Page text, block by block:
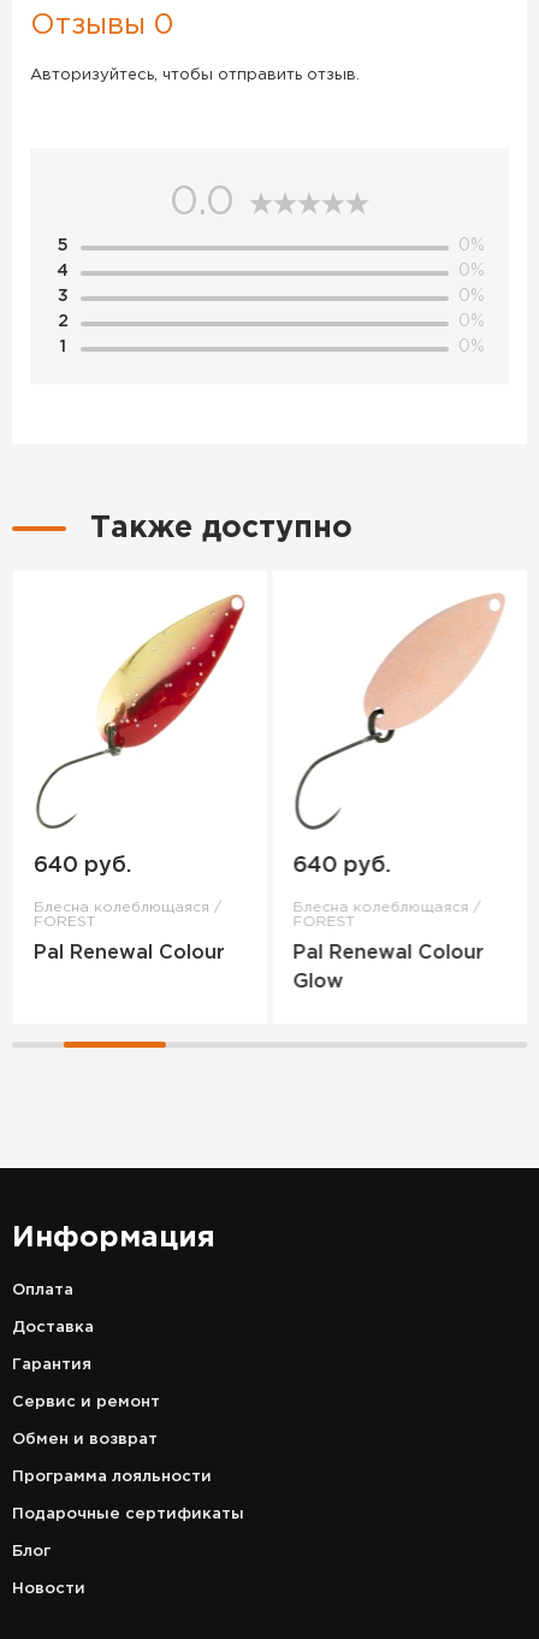
Отзывы 0
Авторизуйтесь, чтобы отправить отзыв.
0.0
5
0%
4
0%
3
0%
2
0%
1
0%
Также доступно
640 руб.
Блесна колеблющаяся /
FOREST
Pal Renewal Colour
640 руб.
Блесна колеблющаяся /
FOREST
Pal Renewal Colour
Glow
Информация
Оплата
Доставка
Гарантия
Сервис и ремонт
Обмен и возврат
Программа лояльности
Подарочные сертификаты
Блог
Новости